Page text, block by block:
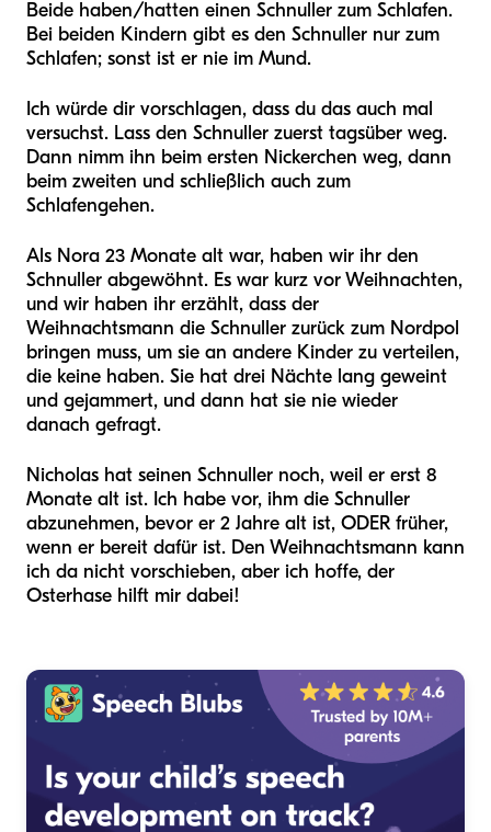
Beide haben/hatten einen Schnuller zum Schlafen.
Bei beiden Kindern gibt es den Schnuller nur zum
Schlafen; sonst ist er nie im Mund.
Ich würde dir vorschlagen, dass du das auch mal
versuchst. Lass den Schnuller zuerst tagsüber weg.
Dann nimm ihn beim ersten Nickerchen weg, dann
beim zweiten und schließlich auch zum
Schlafengehen.
Als Nora 23 Monate alt war, haben wir ihr den
Schnuller abgewöhnt. Es war kurz vor Weihnachten,
und wir haben ihr erzählt, dass der
Weihnachtsmann die Schnuller zurück zum Nordpol
bringen muss, um sie an andere Kinder zu verteilen,
die keine haben. Sie hat drei Nächte lang geweint
und gejammert, und dann hat sie nie wieder
danach gefragt.
Nicholas hat seinen Schnuller noch, weil er erst 8
Monate alt ist. Ich habe vor, ihm die Schnuller
abzunehmen, bevor er 2 Jahre alt ist, ODER früher,
wenn er bereit dafür ist. Den Weihnachtsmann kann
ich da nicht vorschieben, aber ich hoffe, der
Osterhase hilft mir dabei!